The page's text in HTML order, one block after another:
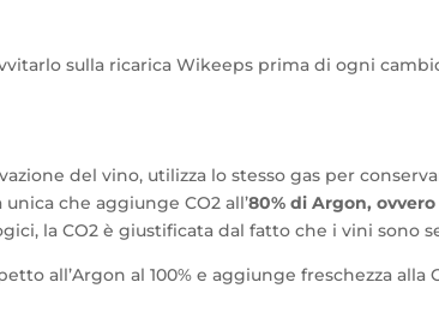
sulla ricarica Wikeeps prima di ogni
del vino, utilizza lo stesso gas per
che aggiunge CO2 all’80% di Argon, ovvero
la CO2 è giustificata dal fatto che i vini sono
all’Argon al 100% e aggiunge freschezza